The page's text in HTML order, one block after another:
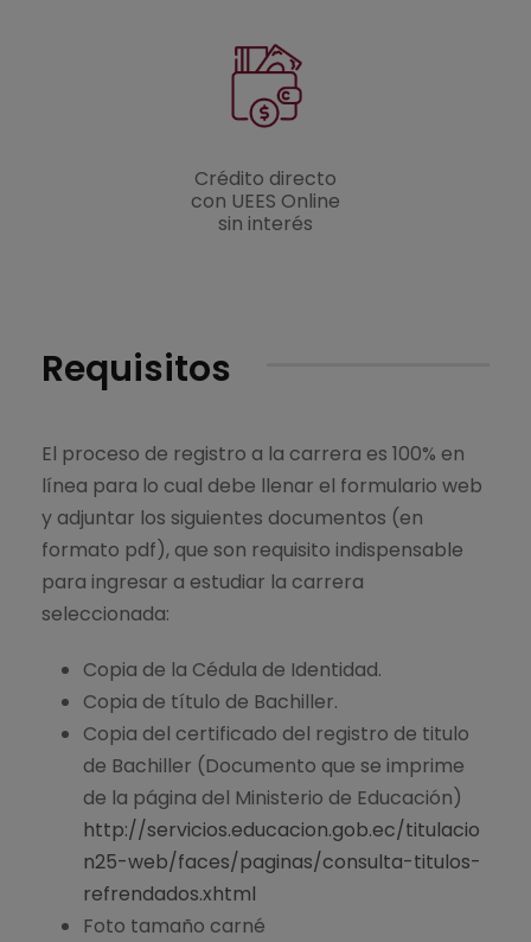
Crédito directo
con UEES Online
sin interés
Requisitos
El proceso de registro a la carrera es 100% en
línea para lo cual debe llenar el formulario web
y adjuntar los siguientes documentos (en
formato pdf), que son requisito indispensable
para ingresar a estudiar la carrera
seleccionada:
Copia de la Cédula de Identidad.
Copia de título de Bachiller.
Copia del certificado del registro de titulo
de Bachiller (Documento que se imprime
de la página del Ministerio de Educación)
http://servicios.educacion.gob.ec/titulacio
n25-web/faces/paginas/consulta-titulos-
refrendados.xhtml
Foto tamaño carné